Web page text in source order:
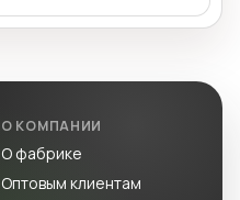
О КОМПАНИИ
О фабрике
Оптовым клиентам